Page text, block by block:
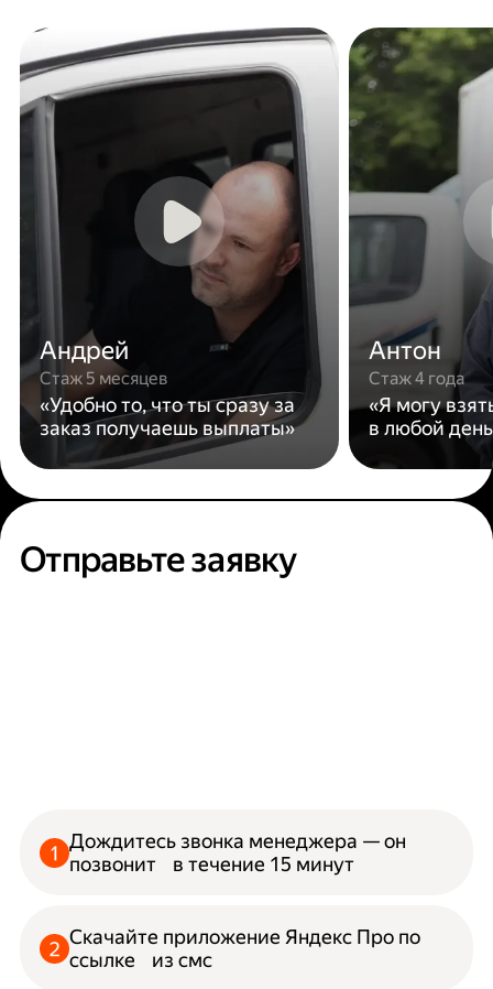
Андрей
Стаж 5 месяцев
«Удобно то, что ты сразу за
заказ получаешь выплаты»
Антон
Стаж 4 года
«Я могу
в любой
Отправьте заявку
Дождитесь звонка менеджера — он
позвонит в течение 15 минут
Скачайте приложение Яндекс Про по
ссылке из смс